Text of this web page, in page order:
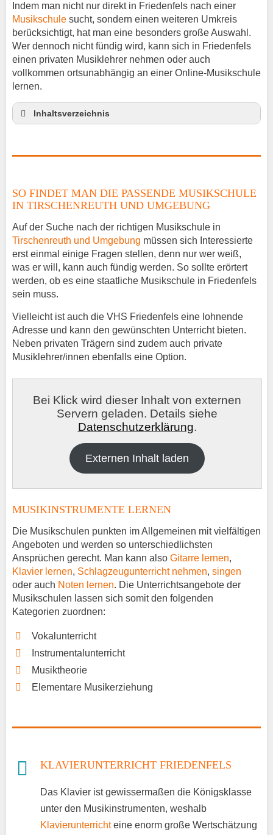
Indem man nicht nur direkt in Friedenfels nach einer
Musikschule sucht, sondern einen weiteren Umkreis
berücksichtigt, hat man eine besonders große Auswahl.
Wer dennoch nicht fündig wird, kann sich in Friedenfels
einen privaten Musiklehrer nehmen oder auch
vollkommen ortsunabhängig an einer Online-Musikschule
lernen.
Inhaltsverzeichnis
Gitarrenunterricht Friedenfels
Musiklehrer Stellenangebote – Friedenfels
SO FINDET MAN DIE PASSENDE MUSIKSCHULE
IN TIRSCHENREUTH UND UMGEBUNG
Auf der Suche nach der richtigen Musikschule in
Tirschenreuth und Umgebung müssen sich Interessierte
erst einmal einige Fragen stellen, denn nur wer weiß,
was er will, kann auch fündig werden. So sollte erörtert
werden, ob es eine staatliche Musikschule in Friedenfels
sein muss.
Vielleicht ist auch die VHS Friedenfels eine lohnende
Adresse und kann den gewünschten Unterricht bieten.
Neben privaten Trägern sind zudem auch private
Musiklehrer/innen ebenfalls eine Option.
Bei Klick wird dieser Inhalt von externen
Servern geladen. Details siehe
Datenschutzerklärung.
Externen Inhalt laden
MUSIKINSTRUMENTE LERNEN
Die Musikschulen punkten im Allgemeinen mit vielfältigen
Angeboten und werden so unterschiedlichsten
Ansprüchen gerecht. Man kann also Gitarre lernen,
Klavier lernen, Schlagzeugunterricht nehmen, singen
oder auch Noten lernen. Die Unterrichtsangebote der
Musikschulen lassen sich somit den folgenden
Kategorien zuordnen:
Vokalunterricht
Instrumentalunterricht
Musiktheorie
Elementare Musikerziehung
KLAVIERUNTERRICHT FRIEDENFELS
Das Klavier ist gewissermaßen die Königsklasse
unter den Musikinstrumenten, weshalb
Klavierunterrichteine enorm große Wertschätzung